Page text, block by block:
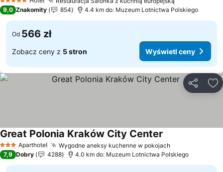
5 Kategoria
9,0 Znakomity 854 4.4 km do: Muzeum Lotnictwa Polskiego
Od 566 zł
Zobacz ceny z 5 stron Wyświetl ceny
3 KategoriaAparthotel Wygodne aneksy kuchenne w pokojach
Great Polonia Kraków City Center
7,9 Dobry 4288 4.0 km do: Muzeum Lotnictwa Polskiego